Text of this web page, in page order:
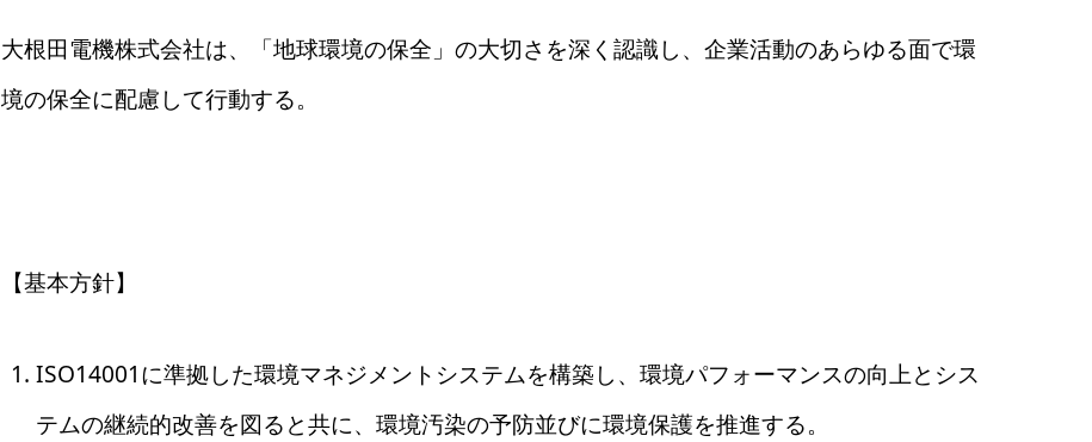
大根田電機株式会社は、「地球環境の保全」の大切さを深く認識し、企業活動のあらゆる面で環
境の保全に配慮して行動する。
【基本方針】
ISO14001に準拠した環境マネジメントシステムを構築し、環境パフォーマンスの向上とシス
テムの継続的改善を図ると共に、環境汚染の予防並びに環境保護を推進する。